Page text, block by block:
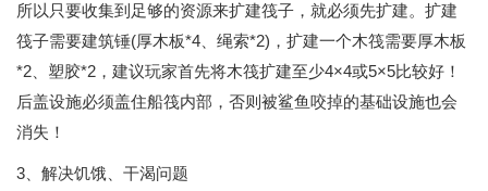
所以只要收集到足够的资源来扩建筏子，就必须先扩建。扩建
筏子需要建筑锤(厚木板*4、绳索*2)，扩建一个木筏需要厚木板
*2、塑胶*2，建议玩家首先将木筏扩建至少4×4或5×5比较好！
后盖设施必须盖住船筏内部，否则被鲨鱼咬掉的基础设施也会
消失！
3、解决饥饿、干渴问题